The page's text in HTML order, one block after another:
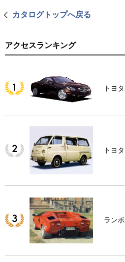
カタログトップへ戻る
アクセスランキング
トヨ
トヨ
ラン